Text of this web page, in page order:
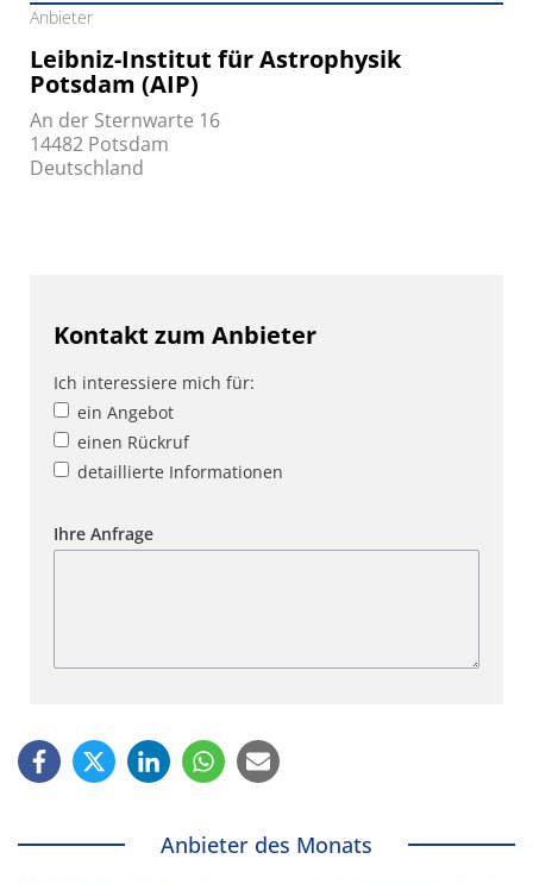
Anbieter
Leibniz-Institut für Astrophysik
Potsdam (AIP)
An der Sternwarte 16
14482 Potsdam
Deutschland
Kontakt zum Anbieter
Ich interessiere mich für:
ein Angebot
einen Rückruf
detaillierte Informationen
Ihre Anfrage
Anbieter des Monats